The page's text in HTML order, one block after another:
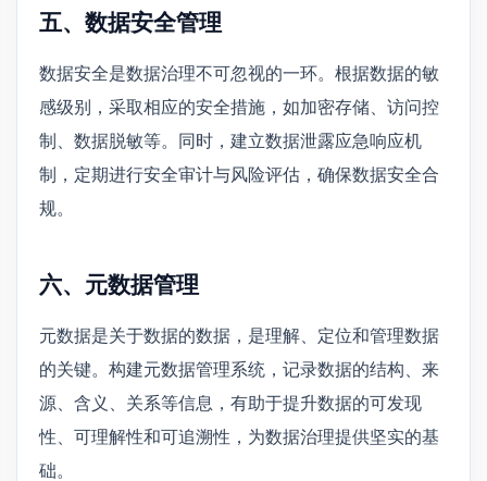
五、数据安全管理
数据安全是数据治理不可忽视的一环。根据数据的敏
感级别，采取相应的安全措施，如加密存储、访问控
制、数据脱敏等。同时，建立数据泄露应急响应机
制，定期进行安全审计与风险评估，确保数据安全合
规。
六、元数据管理
元数据是关于数据的数据，是理解、定位和管理数据
的关键。构建元数据管理系统，记录数据的结构、来
源、含义、关系等信息，有助于提升数据的可发现
性、可理解性和可追溯性，为数据治理提供坚实的基
础。